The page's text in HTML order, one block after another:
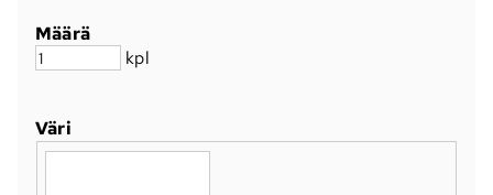
Määrä
kpl
Väri